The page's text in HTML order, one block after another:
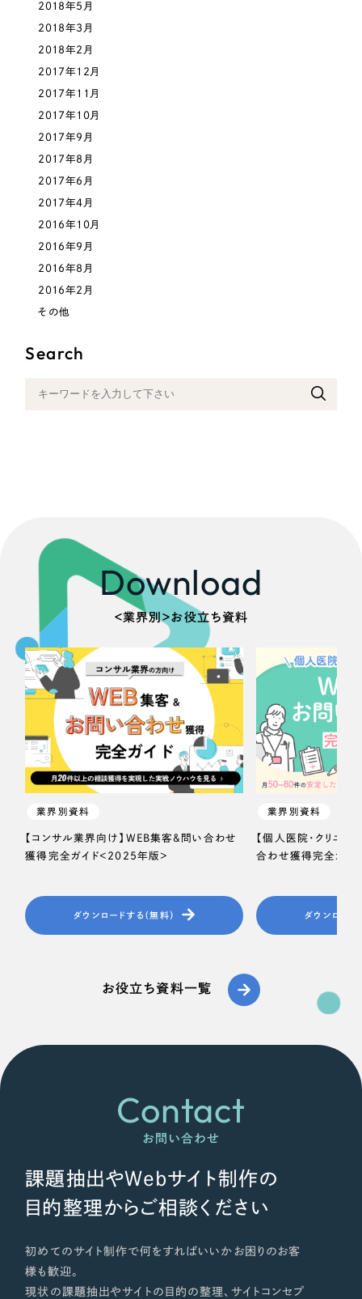
2018年5月
2018年3月
2018年2月
2017年12月
2017年11月
2017年10月
2017年9月
2017年8月
2017年6月
2017年4月
2016年10月
2016年9月
2016年8月
2016年2月
その他
Search
Download
＜業界別＞お役立ち資料
業界別資料
【コンサル業界向け】WEB集客＆問い合わせ
獲得完全ガイド＜2025年版＞
ダウンロードする（無料）
業界別資料
【個人医院・クリニッ
合わせ獲得完全ガイ
ダウンロード
お役立ち資料一覧
Contact
お問い合わせ
課題抽出やWebサイト制作の
目的整理からご相談ください
初めてのサイト制作で何をすればいいかお困りのお客
様も歓迎。
現状の課題抽出やサイトの目的の整理、サイトコンセプ